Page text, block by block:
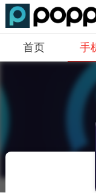
首页 手